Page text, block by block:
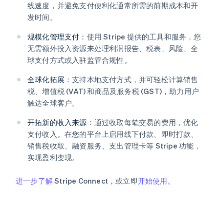
线速度，并避免支付便利化通常所需的前期成本和开
发时间。
规模化管理支付： 使用 Stripe 提供的工具和服务，您
无需额外投入资源来处理利润报告、税表、风险、全
球支付方式或入驻监管合规性。
全球化拓展：支持本地支付方式，并可轻松计算销售
税、增值税 (VAT) 和商品及服务税 (GST)，助力用户
触达全球客户。
开拓新的收入来源： 通过收取每笔交易的费用，优化
支付收入。在您的平台上启用线下付款、即时打款、
销售税收取、融资服务、支出管理卡等 Stripe 功能，
实现盈利变现。
进一步了解Stripe Connect，或立即开始使用。
阿联酋
English
爱尔兰
爱沙尼亚
English
奥地利
DeutschEnglish
澳大利亚
巴西